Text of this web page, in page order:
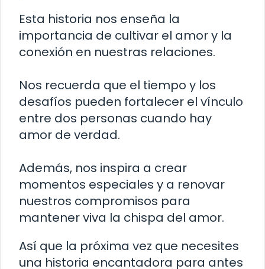
Esta historia nos enseña la
importancia de cultivar el amor y la
conexión en nuestras relaciones.
Nos recuerda que el tiempo y los
desafíos pueden fortalecer el vínculo
entre dos personas cuando hay
amor de verdad.
Además, nos inspira a crear
momentos especiales y a renovar
nuestros compromisos para
mantener viva la chispa del amor.
Así que la próxima vez que necesites
una historia encantadora para antes